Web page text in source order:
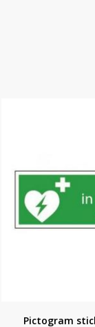
Pictogram